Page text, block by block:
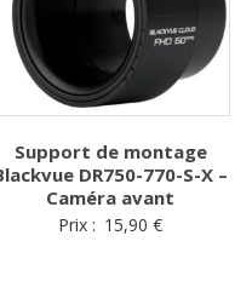
Support de montage
DR750-770-S-X –
Caméra avant
Prix : 15,90€